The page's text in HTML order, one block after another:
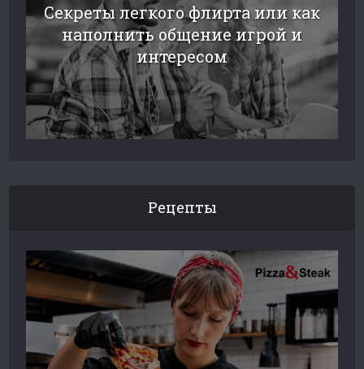
Секреты легкого флирта или как
наполнить общение игрой и
интересом
Рецепты